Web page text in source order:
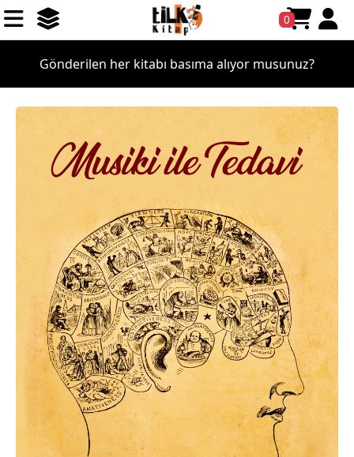
0
Gönderilen her kitabı basıma alıyor musunuz?